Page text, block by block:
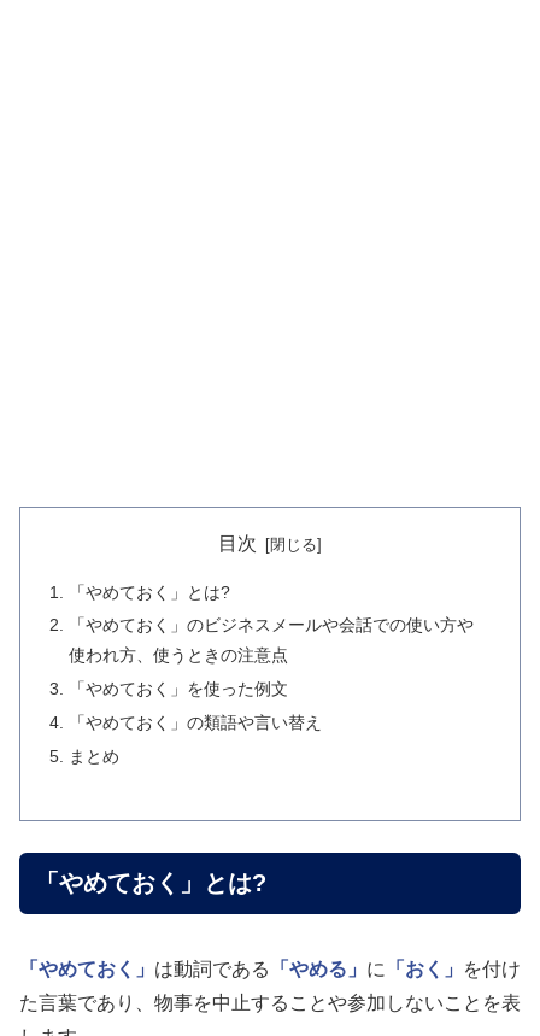
目次
「やめておく」とは?
「やめておく」のビジネスメールや会話での使い方や
使われ方、使うときの注意点
「やめておく」を使った例文
「やめておく」の類語や言い替え
まとめ
「やめておく」とは?
「やめておく」 は動詞である 「やめる」 に 「おく」
を付け
た言葉であり、物事を中止することや参加しないことを表